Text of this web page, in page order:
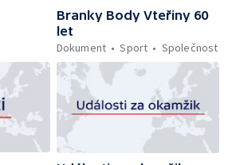
Branky Body Vteřiny 60
let
Dokument
Sport Společnost